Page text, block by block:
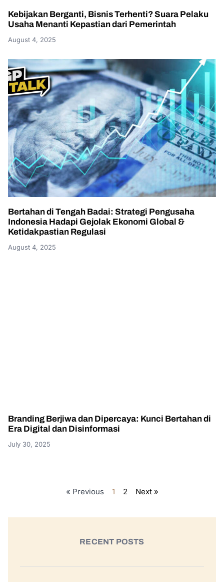
Kebijakan Berganti, Bisnis Terhenti? Suara Pelaku
Usaha Menanti Kepastian dari Pemerintah
August 4, 2025
Bertahan di Tengah Badai: Strategi Pengusaha
Indonesia Hadapi Gejolak Ekonomi Global &
Ketidakpastian Regulasi
August 4, 2025
Branding Berjiwa dan Dipercaya: Kunci Bertahan di
Era Digital dan Disinformasi
July 30, 2025
« Previous 1 2 Next »
RECENT POSTS